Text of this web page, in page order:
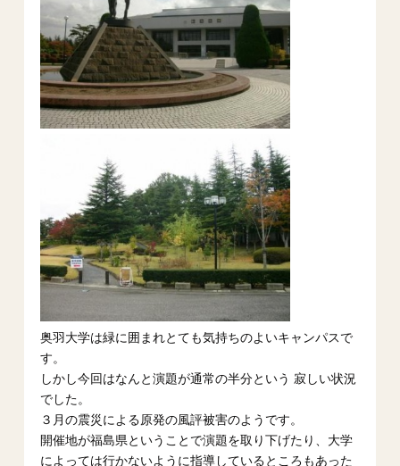
奥羽大学は緑に囲まれとても気持ちのよいキャンパスで
す。
しかし今回はなんと演題が通常の半分という 寂しい状況
でした。
３月の震災による原発の風評被害のようです。
開催地が福島県ということで演題を取り下げたり、大学
によっては行かないように指導しているところもあった